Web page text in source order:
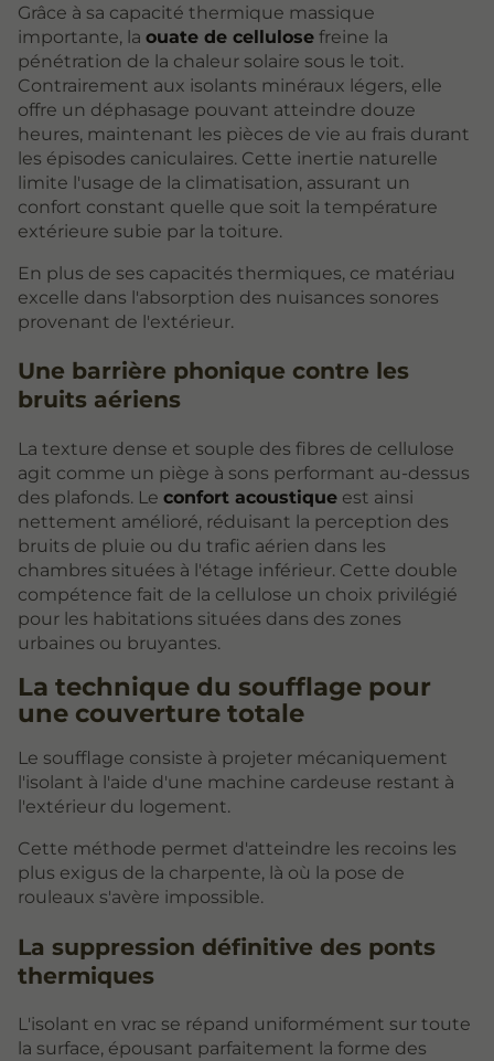
Grâce à sa capacité thermique massique
importante, la ouate de cellulose freine la
pénétration de la chaleur solaire sous le toit.
Contrairement aux isolants minéraux légers, elle
offre un déphasage pouvant atteindre douze
heures, maintenant les pièces de vie au frais durant
les épisodes caniculaires. Cette inertie naturelle
limite l'usage de la climatisation, assurant un
confort constant quelle que soit la température
extérieure subie par la toiture.
En plus de ses capacités thermiques, ce matériau
excelle dans l'absorption des nuisances sonores
provenant de l'extérieur.
Une barrière phonique contre les
bruits aériens
La texture dense et souple des fibres de cellulose
agit comme un piège à sons performant au-dessus
des plafonds. Le confort acoustique est ainsi
nettement amélioré, réduisant la perception des
bruits de pluie ou du trafic aérien dans les
chambres situées à l'étage inférieur. Cette double
compétence fait de la cellulose un choix privilégié
pour les habitations situées dans des zones
urbaines ou bruyantes.
La technique du soufflage pour
une couverture totale
Le soufflage consiste à projeter mécaniquement
l'isolant à l'aide d'une machine cardeuse restant à
l'extérieur du logement.
Cette méthode permet d'atteindre les recoins les
plus exigus de la charpente, là où la pose de
rouleaux s'avère impossible.
La suppression définitive des ponts
thermiques
L'isolant en vrac se répand uniformément sur toute
la surface, épousant parfaitement la forme des